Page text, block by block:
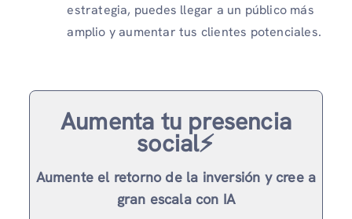
estrategia, puedes llegar a un público más
amplio y aumentar tus clientes potenciales.
Aumenta tu presencia
social⚡️
Aumente el retorno de la inversión y cree a
gran escala con IA